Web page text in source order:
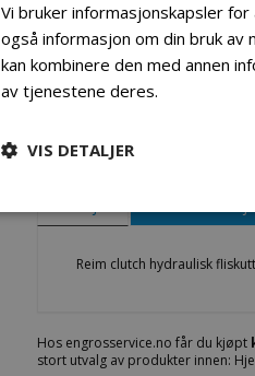
av
Reim clutch hydraulisk
Hos engrosservice.no får du kjøpt
stort utvalg av produkter innen:
Vi bruker informasjonskapsler
også informasjon om din bruk
kan kombinere den med annen
av tjenestene deres.
VIS DETALJER